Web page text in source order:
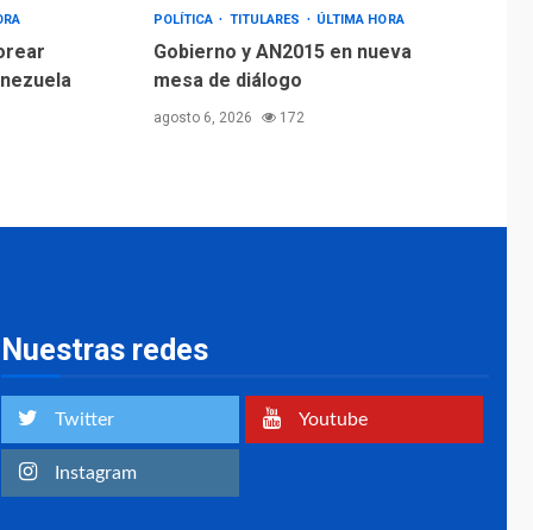
POLÍTICA TITULARES ÚLTIMA HORA
Gobierno y AN2015 en nueva
mesa de diálogo
agosto 6, 2026 172
Nuestras redes
Twitter Youtube
Instagram